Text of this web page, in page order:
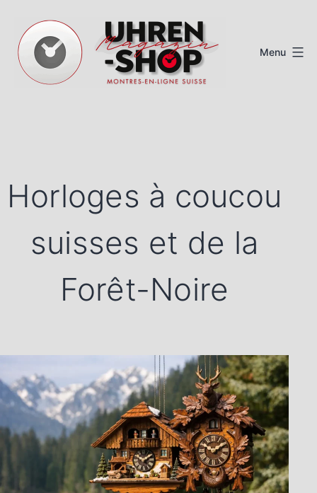
contenu
Menu
Horloges à coucou
suisses et de la
Forêt-Noire